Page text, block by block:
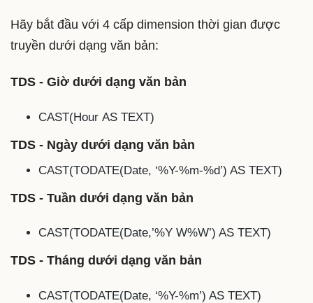
Hãy bắt đầu với 4 cấp dimension thời gian được
truyền dưới dạng văn bản:
TDS - Giờ dưới dạng văn bản
CAST(Hour AS TEXT)
TDS - Ngày dưới dạng văn bản
CAST(TODATE(Date, ‘%Y-%m-%d’) AS TEXT)
TDS - Tuần dưới dạng văn bản
CAST(TODATE(Date,’%Y W%W’) AS TEXT)
TDS - Tháng dưới dạng văn bản
CAST(TODATE(Date, ‘%Y-%m’) AS TEXT)